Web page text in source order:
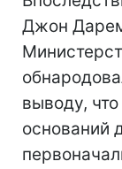
Джон
выводу,
оснований